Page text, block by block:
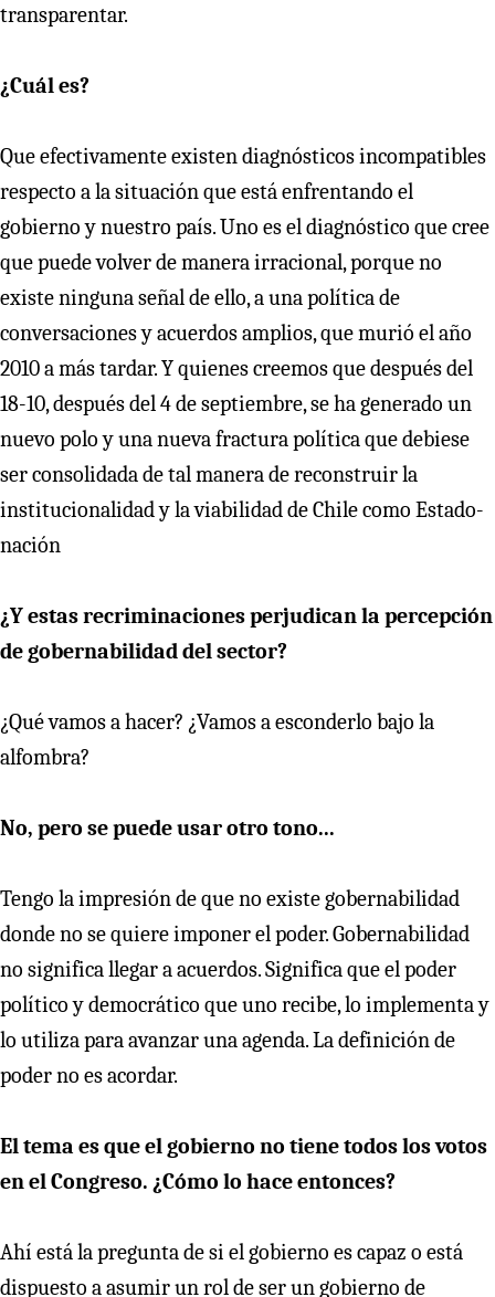
transparentar.
¿Cuál es?
Que efectivamente existen diagnósticos incompatibles
respecto a la situación que está enfrentando el
gobierno y nuestro país. Uno es el diagnóstico que cree
que puede volver de manera irracional, porque no
existe ninguna señal de ello, a una política de
conversaciones y acuerdos amplios, que murió el año
2010 a más tardar. Y quienes creemos que después del
18-10, después del 4 de septiembre, se ha generado un
nuevo polo y una nueva fractura política que debiese
ser consolidada de tal manera de reconstruir la
institucionalidad y la viabilidad de Chile como Estado-
nación
¿Y estas recriminaciones perjudican la percepción
de gobernabilidad del sector?
¿Qué vamos a hacer? ¿Vamos a esconderlo bajo la
alfombra?
No, pero se puede usar otro tono...
Tengo la impresión de que no existe gobernabilidad
donde no se quiere imponer el poder. Gobernabilidad
no significa llegar a acuerdos. Significa que el poder
político y democrático que uno recibe, lo implementa y
lo utiliza para avanzar una agenda. La definición de
poder no es acordar.
El tema es que el gobierno no tiene todos los votos
en el Congreso. ¿Cómo lo hace entonces?
Ahí está la pregunta de si el gobierno es capaz o está
dispuesto a asumir un rol de ser un gobierno de